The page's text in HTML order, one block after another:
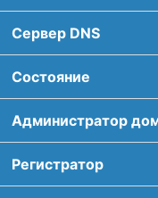
Сервер DNS
Соcтояние
Администратор
Регистратор